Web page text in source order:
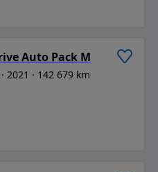
Auto Pack M
2021 142 679 km